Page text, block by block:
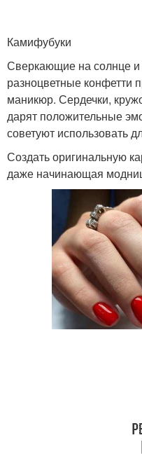
Камифубуки
Сверкающие на солнце и
разноцветные конфетти
маникюр. Сердечки,
дарят положительные
советуют использовать
Создать оригинальную
даже начинающая